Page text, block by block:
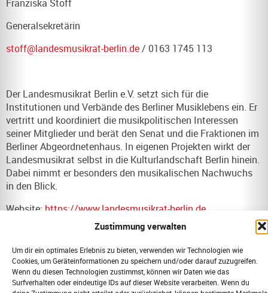
Zustimmung verwalten
Um dir ein optimales Erlebnis zu bieten, verwenden wir Technologien wie
Cookies, um Geräteinformationen zu speichern und/oder darauf zuzugreifen.
Wenn du diesen Technologien zustimmst, können wir Daten wie das
Surfverhalten oder eindeutige IDs auf dieser Website verarbeiten. Wenn du
Franziska Stoff
Generalsekretärin
stoff@landesmusikrat-berlin.de/ 0163 1745 113
Der Landesmusikrat Berlin e.V. setzt sich für die
Institutionen und Verbände des Berliner Musiklebens ein. Er
vertritt und koordiniert die musikpolitischen Interessen
seiner Mitglieder und berät den Senat und die Fraktionen im
Berliner Abgeordnetenhaus. In eigenen Projekten wirkt der
Landesmusikrat selbst in die Kulturlandschaft Berlin hinein.
Dabei nimmt er besonders den musikalischen Nachwuchs
in den Blick.
Website: https://www.landesmusikrat-berlin.de
Instrument des Jahres 2024: Tuba